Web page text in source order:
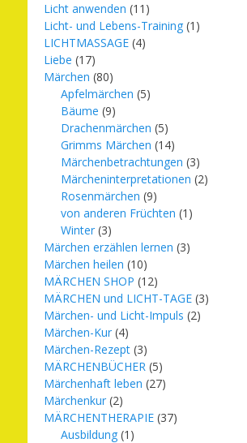
Licht anwenden (11)
Licht- und Lebens-Training (1)
LICHTMASSAGE (4)
Liebe (17)
Märchen (80)
Apfelmärchen (5)
Bäume (9)
Drachenmärchen (5)
Grimms Märchen (14)
Märchenbetrachtungen (3)
Märcheninterpretationen (2)
Rosenmärchen (9)
von anderen Früchten (1)
Winter (3)
Märchen erzählen lernen (3)
Märchen heilen (10)
MÄRCHEN SHOP (12)
MÄRCHEN und LICHT-TAGE (3)
Märchen- und Licht-Impuls (2)
Märchen-Kur (4)
Märchen-Rezept (3)
MÄRCHENBÜCHER (5)
Märchenhaft leben (27)
Märchenkur (2)
MÄRCHENTHERAPIE (37)
Ausbildung (1)